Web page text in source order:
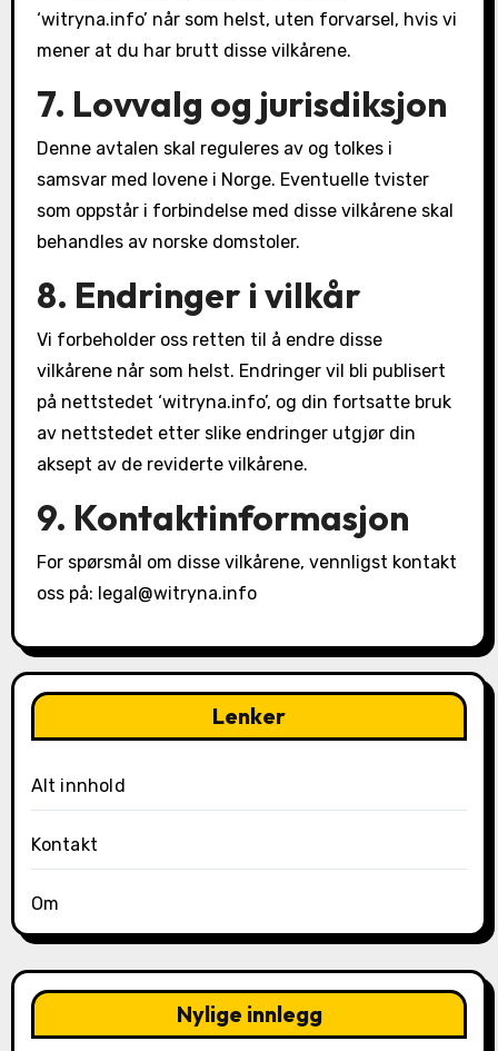
‘witryna.info’ når som helst, uten forvarsel, hvis vi
mener at du har brutt disse vilkårene.
7. Lovvalg og jurisdiksjon
Denne avtalen skal reguleres av og tolkes i
samsvar med lovene i Norge. Eventuelle tvister
som oppstår i forbindelse med disse vilkårene skal
behandles av norske domstoler.
8. Endringer i vilkår
Vi forbeholder oss retten til å endre disse
vilkårene når som helst. Endringer vil bli publisert
på nettstedet ‘witryna.info’, og din fortsatte bruk
av nettstedet etter slike endringer utgjør din
aksept av de reviderte vilkårene.
9. Kontaktinformasjon
For spørsmål om disse vilkårene, vennligst kontakt
oss på: legal@witryna.info
Lenker
Alt innhold
Kontakt
Om
Nylige innlegg